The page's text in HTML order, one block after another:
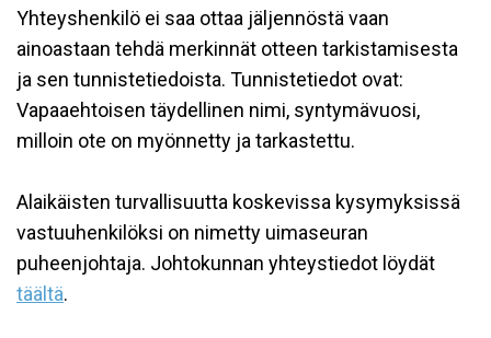
Yhteyshenkilö ei saa ottaa jäljennöstä vaan
ainoastaan tehdä merkinnät otteen tarkistamisesta
ja sen tunnistetiedoista. Tunnistetiedot ovat:
Vapaaehtoisen täydellinen nimi, syntymävuosi,
milloin ote on myönnetty ja tarkastettu.
Alaikäisten turvallisuutta koskevissa kysymyksissä
vastuuhenkilöksi on nimetty uimaseuran
puheenjohtaja. Johtokunnan yhteystiedot löydät
täältä.